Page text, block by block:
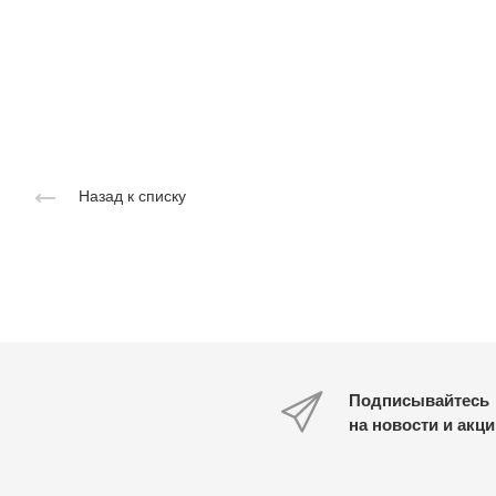
Назад к списку
Подписывайтесь
на новости и